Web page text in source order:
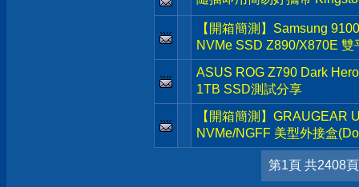
【開箱簡測】Samsung
NVMe SSD Z890/X870E 雙
ASUS ROG Z790 Dark
1TB SSD測試分享
【開箱簡測】GRAUGEAR
NVMe/NGFF 美型外接盒
第1頁 共2408頁